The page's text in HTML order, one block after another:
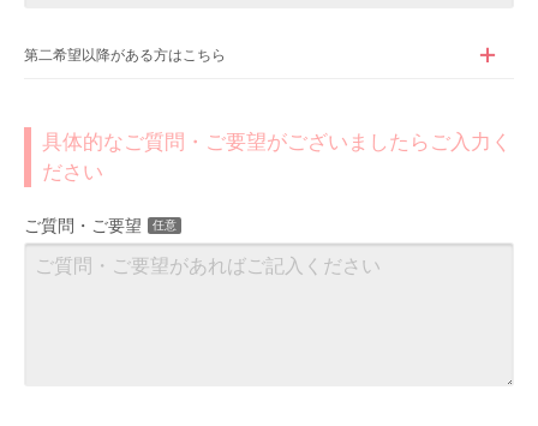
第二希望以降がある方はこちら
具体的なご質問・ご要望がございましたらご入力く
ださい
ご質問・ご要望 任意